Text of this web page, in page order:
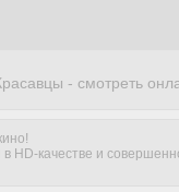
- смотреть
HD-качестве и